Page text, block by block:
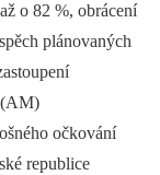
o 82 %, obrácení
plánovaných
(AM)
očkování
republice